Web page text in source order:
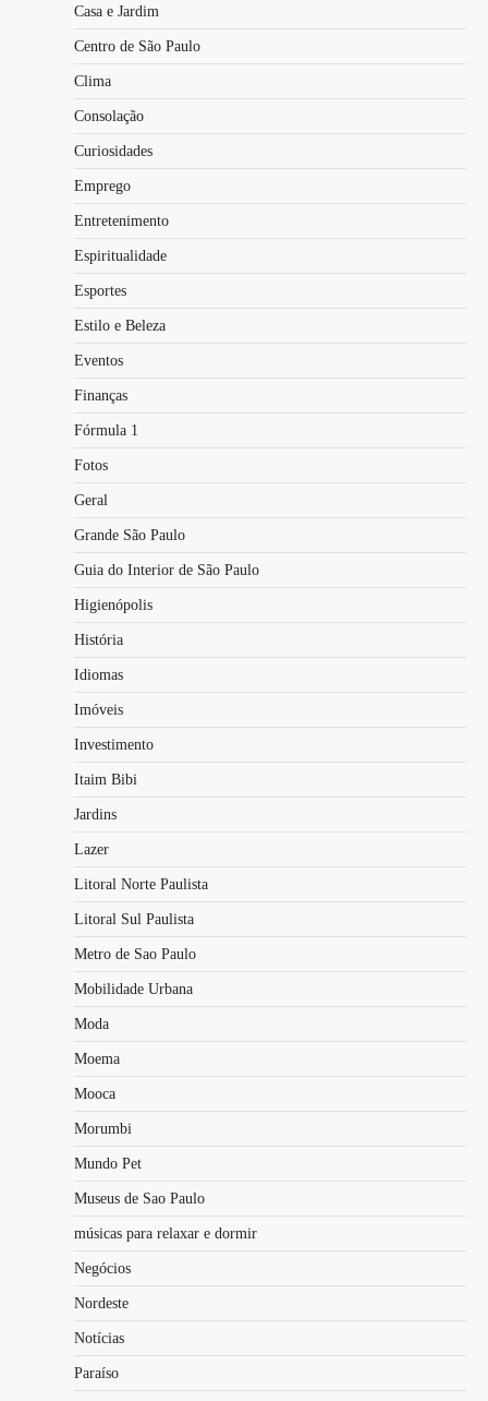
Casa e Jardim
Centro de São Paulo
Clima
Consolação
Curiosidades
Emprego
Entretenimento
Espiritualidade
Esportes
Estilo e Beleza
Eventos
Finanças
Fórmula 1
Fotos
Geral
Grande São Paulo
Guia do Interior de São Paulo
Higienópolis
História
Idiomas
Imóveis
Investimento
Itaim Bibi
Jardins
Lazer
Litoral Norte Paulista
Litoral Sul Paulista
Metro de Sao Paulo
Mobilidade Urbana
Moda
Moema
Mooca
Morumbi
Mundo Pet
Museus de Sao Paulo
músicas para relaxar e dormir
Negócios
Nordeste
Notícias
Paraíso